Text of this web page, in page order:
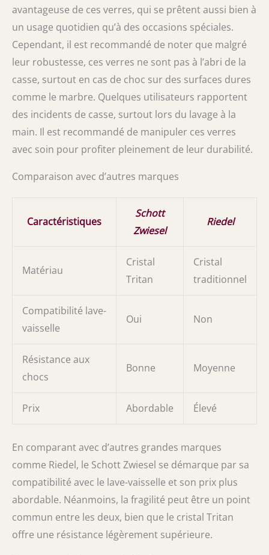
avantageuse de ces verres, qui se prêtent aussi bien à
un usage quotidien qu’à des occasions spéciales.
Cependant, il est recommandé de noter que malgré
leur robustesse, ces verres ne sont pas à l’abri de la
casse, surtout en cas de choc sur des surfaces dures
comme le marbre. Quelques utilisateurs rapportent
des incidents de casse, surtout lors du lavage à la
main. Il est recommandé de manipuler ces verres
avec soin pour profiter pleinement de leur durabilité.
Comparaison avec d’autres marques
Caractéristiques
Schott
Zwiesel
Riedel
Matériau
Cristal
Tritan
Cristal
traditionnel
Compatibilité lave-
vaisselle
Oui Non
Résistance aux
chocs
Bonne Moyenne
Prix Abordable Élevé
En comparant avec d’autres grandes marques
comme Riedel, le Schott Zwiesel se démarque par sa
compatibilité avec le lave-vaisselle et son prix plus
abordable. Néanmoins, la fragilité peut être un point
commun entre les deux, bien que le cristal Tritan
offre une résistance légèrement supérieure.